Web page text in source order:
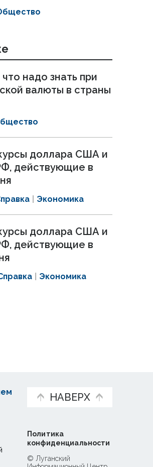
надо знать при
валюты в страны
доллара США и
действующие в
Экономика
доллара США и
действующие в
Экономика
НАВЕРХ
Политика
конфиденциальности
© Луганский